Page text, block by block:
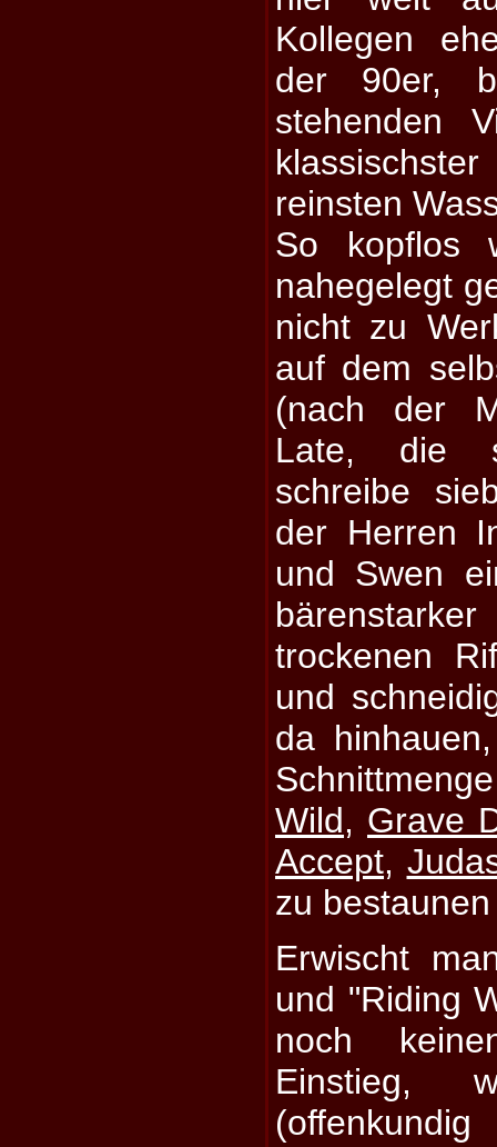
Kollegen
der 90er,
stehenden
reinsten
So kopflos
nahegelegt
nicht zu
auf dem
(nach der
Late, die
schreibe
der Herren
und Swen
trockenen
und
da
Wild, Grave
Accept,
zu
Erwischt
und "Riding
noch
Einstieg,